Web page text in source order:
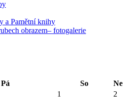
a Pamětní knihy
obrazem– fotogalerie
Pá So
Ne
1 2